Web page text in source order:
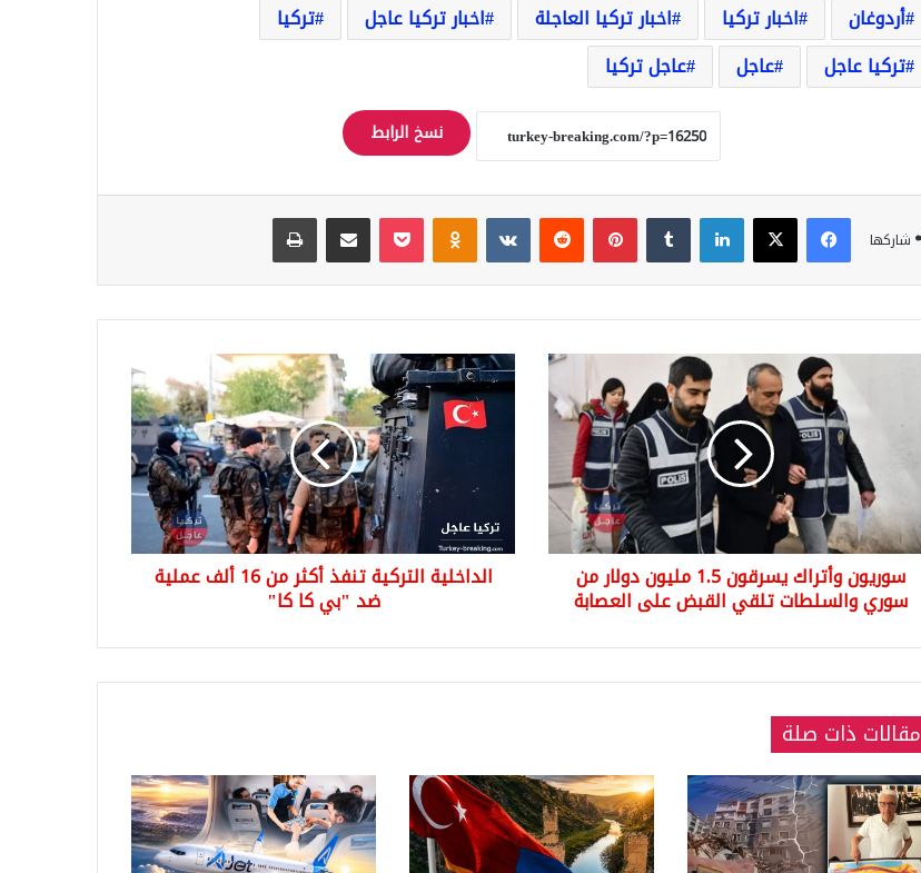
أردوغان
اخبار تركيا اخبار تركيا العاجلة اخبار تركيا عاجل
تركيا
تركيا عاجل
عاجل عاجل تركيا
نسخ الرابط
شاركها
فيسبوك ‫X لينكدإن بينتيريست
سوريون وأتراك يسرقون 1.5 مليون دولار من
سوري والسلطات تلقي القبض على العصابة
ا
ل
ا
ك
ة
ذ
أ
ك
الداخلية التركية تنفذ أكثر من 16 ألف عملية
ضد "بي كا كا"
مقالات ذات صلة